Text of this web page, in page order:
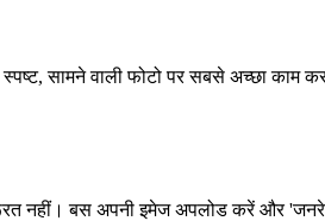
सामने वाली फोटो पर सबसे अच्छा
नहीं। बस अपनी इमेज अपलोड करें और